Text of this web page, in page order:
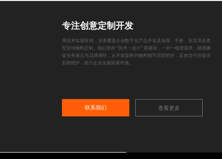
专注创意定制开发
用技术实现营销，业务覆盖企业数字化产品开发及海报、手册、折页等全类
型宣传物料定制。我们坚持 “技术 + 设计” 双驱动，一对一梳理需求，精准捕
捉业务痛点与品牌调性，从开发架构到物料细节层层把控，高效交付且提供
后期维护，助力企业全面拓展市场。
联系我们 查看更多